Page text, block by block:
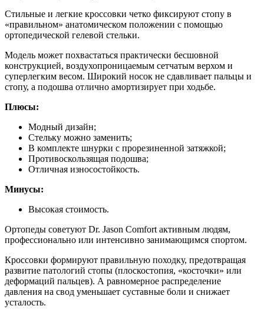
Стильные и легкие кроссовки четко фиксируют стопу в
«правильном» анатомическом положении с помощью
ортопедической гелевой стельки.
Модель может похвастаться практически бесшовной
конструкцией, воздухопроницаемым сетчатым верхом и
суперлегким весом. Широкий носок не сдавливает пальцы и
стопу, а подошва отлично амортизирует при ходьбе.
Плюсы:
Модный дизайн;
Стельку можно заменить;
В комплекте шнурки с прорезиненной затяжкой;
Противоскользящая подошва;
Отличная износостойкость.
Минусы:
Высокая стоимость.
Ортопеды советуют Dr. Jason Comfort активным людям,
профессионально или интенсивно занимающимся спортом.
Кроссовки формируют правильную походку, предотвращая
развитие патологий стопы (плоскостопия, «косточки» или
деформаций пальцев). А равномерное распределение
давления на свод уменьшает суставные боли и снижает
усталость.